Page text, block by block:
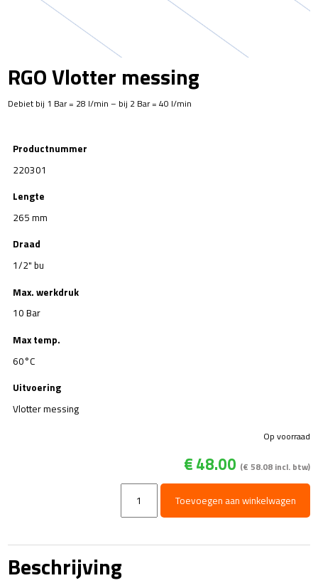
RGO Vlotter messing
Debiet bij 1 Bar = 28 l/min – bij 2 Bar = 40 l/min
Productnummer
220301
Lengte
265 mm
Draad
1/2" bu
Max. werkdruk
10 Bar
Max temp.
60°C
Uitvoering
Vlotter messing
€48.00 (€ 58.08incl. btw)
Op voorraad
Vlotter
messing
Toevoegen aan winkelwagen
Beschrijving